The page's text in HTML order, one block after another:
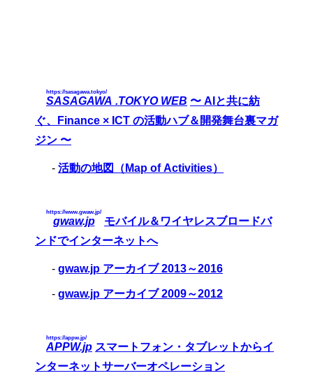
SASAGAWA .TOKYO WEB
https://sasagawa.tokyo/
〜 AIと共に紡
ぐ、Finance × ICT の活動ハブ＆開発舞台裏マガ
ジン 〜
- 活動の地図（Map of Activities）
gwaw.jp
https://www.gwaw.jp/
モバイル＆ワイヤレスブロードバ
ンドでインターネットへ
- gwaw.jp アーカイブ 2013～2016
- gwaw.jp アーカイブ 2009～2012
APPW.jp
https://appw.jp/
スマートフォン・タブレットからイ
ンターネットサーバーオペレーション